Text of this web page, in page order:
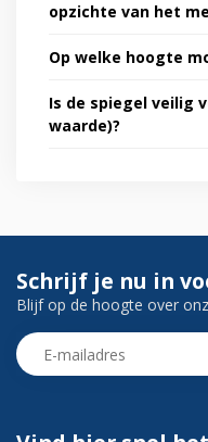
opzichte van het
Op welke hoogte
Is de spiegel veilig
waarde)?
Schrijf je nu in
Blijf op de hoogte over